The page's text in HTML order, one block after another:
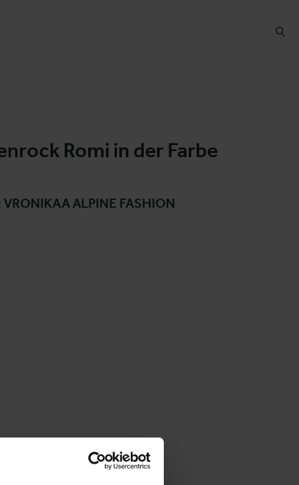
Romi in der Farbe
VRONIKAA ALPINE FASHION